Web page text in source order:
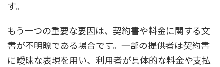
す。
もう一つの重要な要因は、契約書や料金に関する文
書が不明瞭である場合です。一部の提供者は契約書
に曖昧な表現を用い、利用者が具体的な料金や支払